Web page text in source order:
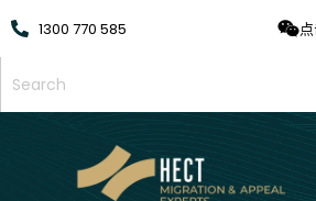
1300 770 585